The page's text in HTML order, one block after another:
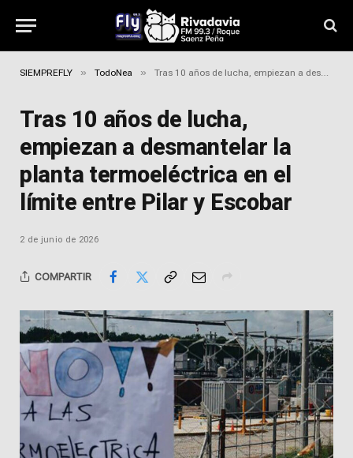
SIEMPREFLY » TodoNea » Tras 10 años de lucha, empiezan a desmantelar la planta termoeléctrica en el límite entre Pilar y Escobar
Tras 10 años de lucha,
empiezan a desmantelar la
planta termoeléctrica en el
límite entre Pilar y Escobar
2 de junio de 2026
COMPARTIR